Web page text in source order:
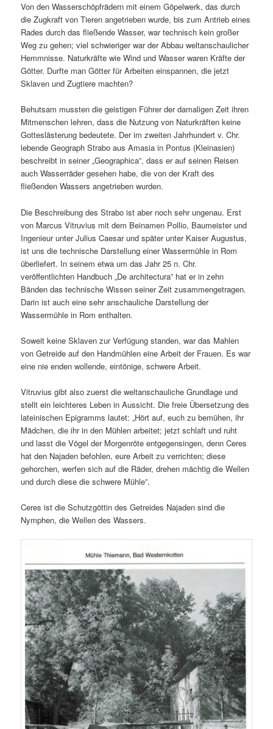
Von den Wasserschöpfrädern mit einem Göpelwerk, das durch
die Zugkraft von Tieren angetrieben wurde, bis zum Antrieb eines
Rades durch das fließende Wasser, war technisch kein großer
Weg zu gehen; viel schwieriger war der Abbau weltanschaulicher
Hemmnisse. Naturkräfte wie Wind und Wasser waren Kräfte der
Götter. Durfte man Götter für Arbeiten einspannen, die jetzt
Sklaven und Zugtiere machten?
Behutsam mussten die geistigen Führer der damaligen Zeit ihren
Mitmenschen lehren, dass die Nutzung von Naturkräften keine
Gotteslästerung bedeutete. Der im zweiten Jahrhundert v. Chr.
lebende Geograph Strabo aus Amasia in Pontus (Kleinasien)
beschreibt in seiner „Geographica”, dass er auf seinen Reisen
auch Wasserräder gesehen habe, die von der Kraft des
fließenden Wassers angetrieben wurden.
Die Beschreibung des Strabo ist aber noch sehr ungenau. Erst
von Marcus Vitruvius mit dem Beinamen Pollio, Baumeister und
Ingenieur unter Julius Caesar und später unter Kaiser Augustus,
ist uns die technische Darstellung einer Wassermühle in Rom
überliefert. In seinem etwa um das Jahr 25 n. Chr.
veröffentlichten Handbuch „De architectura” hat er in zehn
Bänden das technische Wissen seiner Zeit zusammengetragen.
Darin ist auch eine sehr anschauliche Darstellung der
Wassermühle in Rom enthalten.
Soweit keine Sklaven zur Verfügung standen, war das Mahlen
von Getreide auf den Handmühlen eine Arbeit der Frauen. Es war
eine nie enden wollende, eintönige, schwere Arbeit.
Vitruvius gibt also zuerst die weltanschauliche Grundlage und
stellt ein leichteres Leben in Aussicht. Die freie Übersetzung des
lateinischen Epigramms lautet: „Hört auf, euch zu bemühen, ihr
Mädchen, die ihr in den Mühlen arbeitet; jetzt schlaft und ruht
und lasst die Vögel der Morgenröte entgegensingen, denn Ceres
hat den Najaden befohlen, eure Arbeit zu verrichten; diese
gehorchen, werfen sich auf die Räder, drehen mächtig die Wellen
und durch diese die schwere Mühle”.
Ceres ist die Schutzgöttin des Getreides Najaden sind die
Nymphen, die Wellen des Wassers.